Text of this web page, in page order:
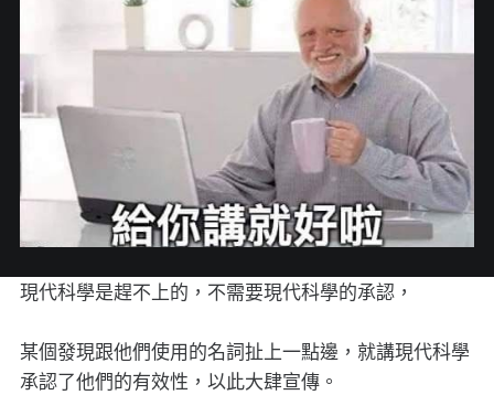
現代科學是趕不上的，不需要現代科學的承認，
某個發現跟他們使用的名詞扯上一點邊，就講現代科學
承認了他們的有效性，以此大肆宣傳。